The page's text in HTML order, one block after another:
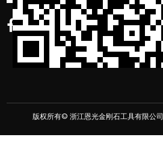
版权所有© 浙江恩光金刚石工具有限公司